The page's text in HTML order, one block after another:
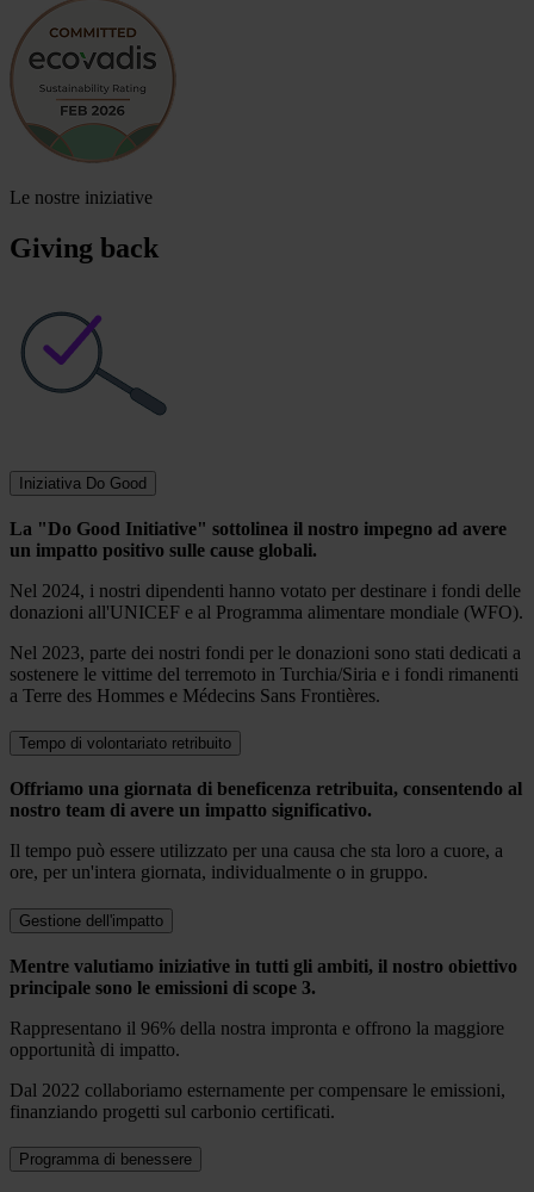
Le nostre iniziative
Giving back
Iniziativa Do Good
La "Do Good Initiative" sottolinea il nostro impegno ad avere
un impatto positivo sulle cause globali.
Nel 2024, i nostri dipendenti hanno votato per destinare i fondi delle
donazioni all'UNICEF e al Programma alimentare mondiale (WFO).
Nel 2023, parte dei nostri fondi per le donazioni sono stati dedicati a
sostenere le vittime del terremoto in Turchia/Siria e i fondi rimanenti
a Terre des Hommes e Médecins Sans Frontières.
Tempo di volontariato retribuito
Offriamo una giornata di beneficenza retribuita, consentendo al
nostro team di avere un impatto significativo.
Il tempo può essere utilizzato per una causa che sta loro a cuore, a
ore, per un'intera giornata, individualmente o in gruppo.
Gestione dell'impatto
Mentre valutiamo iniziative in tutti gli ambiti, il nostro obiettivo
principale sono le emissioni di scope 3.
Rappresentano il 96% della nostra impronta e offrono la maggiore
opportunità di impatto.
Dal 2022 collaboriamo esternamente per compensare le emissioni,
finanziando progetti sul carbonio certificati.
Programma di benessere